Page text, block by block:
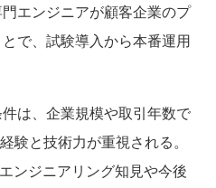
エンジニアが顧客企業のプ
で、試験導入から本番運用
は、企業規模や取引年数で
験と技術力が重視される。
ンジニアリング知見や今後